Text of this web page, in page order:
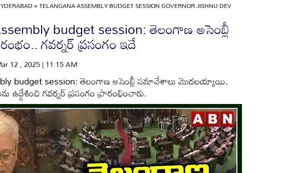
»TELANGANA ASSEMBLY BUDGET SESSION GOVERNOR JISHNU DEV
budget session: తెలంగాణ అసెంబ్లీ
గవర్నర్ ప్రసంగం ఇదే
12 , 2025 | 11:15 AM
budget session: తెలంగాణ అసెంబ్లీ సమావేశాలు మొదలయ్యాయి.
గవర్నర్ ప్రసంగం ప్రారంభించారు.